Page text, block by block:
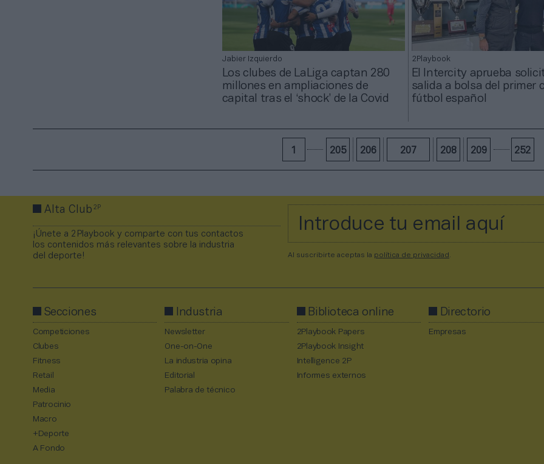
Jabier Izquierdo
Los clubes de LaLiga captan 280
millones en ampliaciones de
capital tras el ‘shock’ de la Covid
2Playbook
El Intercity aprueba
salida a bolsa del primer
fútbol español
205 206 207 208 209 252
Alta Club2P
¡Únete a 2Playbook y comparte con tus contactos
los contenidos más relevantes sobre la industria
del deporte!
Al suscribirte aceptas la política de privacidad
Secciones
Competiciones
Clubes
Fitness
Retail
Media
Patrocinio
Macro
+Deporte
A Fondo
Industria
Newsletter
One-on-One
La industria opina
Editorial
Palabra de técnico
Biblioteca online
2Playbook Papers
2Playbook Insight
Intelligence 2P
Informes externos
Directorio
Empresas